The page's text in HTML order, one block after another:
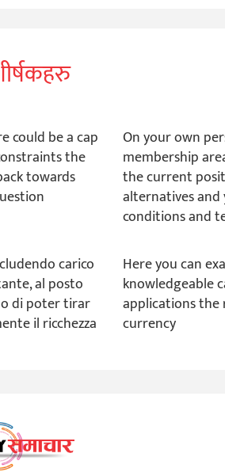
could be a cap
the
towards
On your own
membership
the current
alternatives and
conditions and
carico
al posto
di poter tirar
il ricchezza
Here you can
knowledgeable
applications the
currency